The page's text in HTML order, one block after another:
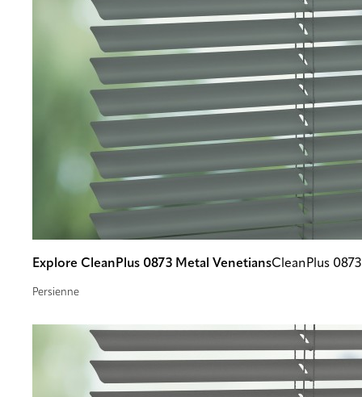
Explore CleanPlus 0873 Metal VenetiansCleanPlus 0873
Persienne